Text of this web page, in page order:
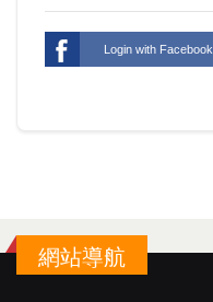
Login with Facebook
網站導航